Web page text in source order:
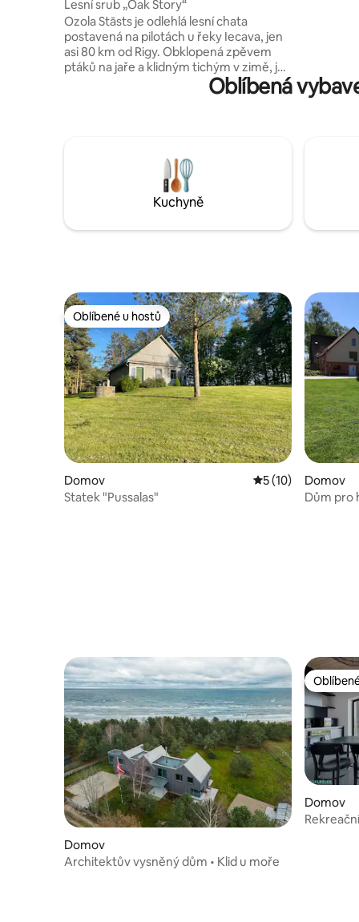
Lesní srub „Oak Story“
Ozola Stāsts je odlehlá lesní chata
postavená na pilotách u řeky Iecava, jen
asi 80 km od Rigy. Obklopená zpěvem
ptáků na jaře a klidným tichým v zimě, její
kouzlo vrcholí, když sezónní povodně
promění oblast spojenou 50 metrovým
je to kouzelný únik z reality, který je
prodchnutý 350letou rodinnou legendou
o dubových stromech. Za příplatek:
*Vířivka – 55 EUR *Kajak (2 místa) – 40 EUR
*SUP – 20 EUR (za kus)
Oblíbená
Kuchyně
Oblíbené u hostů
Oblíbené u hostů
Domov Průměrné
5 (10)
Statek "Pussalas"
Domov
Dům pro
Domov
Architektův vysněný dům • Klid u moře
Domov